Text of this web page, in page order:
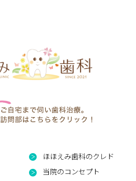
ほほえみ歯科のクレド
当院のコンセプト